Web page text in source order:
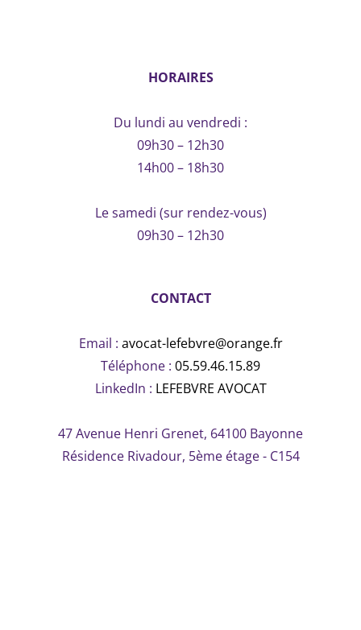
HORAIRES
Du lundi au vendredi :
09h30 – 12h30
14h00 – 18h30
Le samedi (sur rendez-vous)
09h30 – 12h30
CONTACT
Email : avocat-lefebvre@orange.fr
Téléphone : 05.59.46.15.89
LinkedIn : LEFEBVRE AVOCAT
47 Avenue Henri Grenet, 64100 Bayonne
Résidence Rivadour, 5ème étage - C154